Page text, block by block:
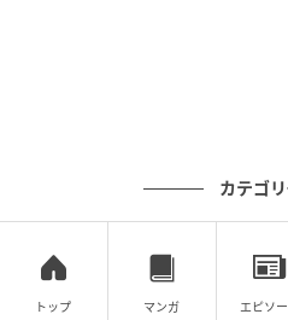
カテゴ
トップ マンガ エピソ